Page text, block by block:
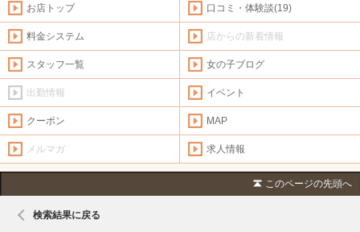
お店トップ 口コミ・体験談(19)
料金システム 店からの新着情報
スタッフ一覧 女の子ブログ
出勤情報 イベント
クーポン MAP
メルマガ 求人情報
このページの先頭へ
検索結果に戻る